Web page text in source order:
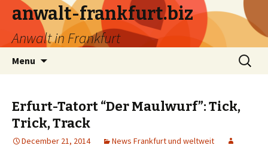
anwalt-frankfurt.biz
Anwalt in Frankfurt
Menu
Search
for:
Erfurt-Tatort “Der Maulwurf”: Tick,
Trick, Track
December 21, 2014 News Frankfurt und weltweit